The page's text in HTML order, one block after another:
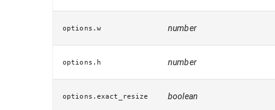
options.w number
options.h number
options.exact_resize boolean